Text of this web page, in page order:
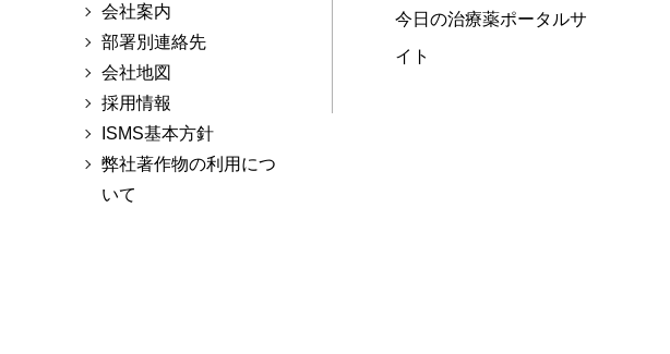
会社案内
部署別連絡先
会社地図
採用情報
ISMS基本方針
弊社著作物の利用につ
いて
今日の治療薬ポータルサ
イト